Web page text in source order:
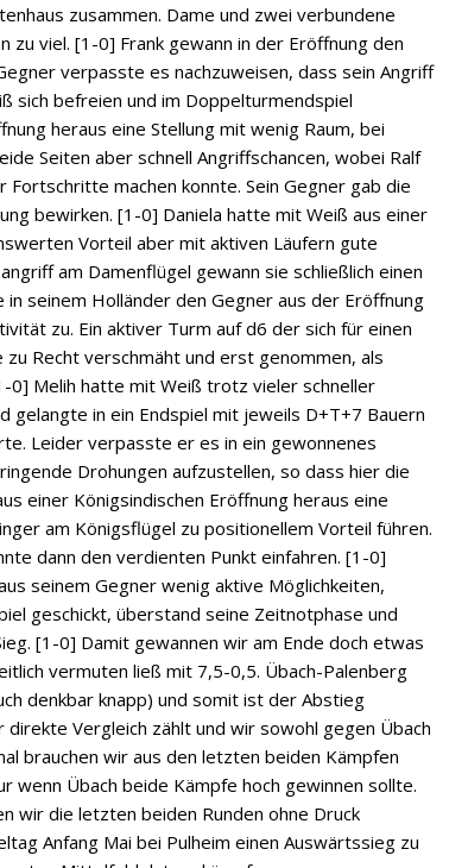
zusammen. Dame und zwei verbundene
zu viel. [1-0] Frank gewann in der Eröffnung den
verpasste es nachzuweisen, dass sein Angriff
sich befreien und im Doppelturmendspiel
heraus eine Stellung mit wenig Raum, bei
Seiten aber schnell Angriffschancen, wobei Ralf
machen konnte. Sein Gegner gab die
bewirken. [1-0] Daniela hatte mit Weiß aus einer
Vorteil aber mit aktiven Läufern gute
am Damenflügel gewann sie schließlich einen
seinem Holländer den Gegner aus der Eröffnung
zu. Ein aktiver Turm auf d6 der sich für einen
Recht verschmäht und erst genommen, als
0] Melih hatte mit Weiß trotz vieler schneller
gelangte in ein Endspiel mit jeweils D+T+7 Bauern
Leider verpasste er es in ein gewonnenes
Drohungen aufzustellen, so dass hier die
einer Königsindischen Eröffnung heraus eine
am Königsflügel zu positionellem Vorteil führen.
dann den verdienten Punkt einfahren. [1-0]
seinem Gegner wenig aktive Möglichkeiten,
geschickt, überstand seine Zeitnotphase und
[1-0] Damit gewannen wir am Ende doch etwas
vermuten ließ mit 7,5-0,5. Übach-Palenberg
denkbar knapp) und somit ist der Abstieg
direkte Vergleich zählt und wir sowohl gegen Übach
brauchen wir aus den letzten beiden Kämpfen
wenn Übach beide Kämpfe hoch gewinnen sollte.
wir die letzten beiden Runden ohne Druck
Anfang Mai bei Pulheim einen Auswärtssieg zu